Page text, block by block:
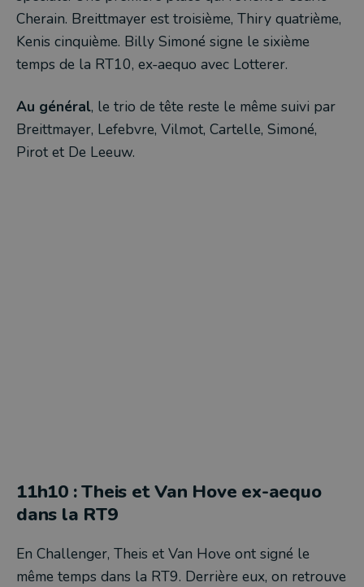
Cherain. Breittmayer est troisième, Thiry quatrième,
Kenis cinquième. Billy Simoné signe le sixième
temps de la RT10, ex-aequo avec Lotterer.
Au général, le trio de tête reste le même suivi par
Breittmayer, Lefebvre, Vilmot, Cartelle, Simoné,
Pirot et De Leeuw.
11h10 : Theis et Van Hove ex-aequo
dans la RT9
En Challenger, Theis et Van Hove ont signé le
même temps dans la RT9. Derrière eux, on retrouve